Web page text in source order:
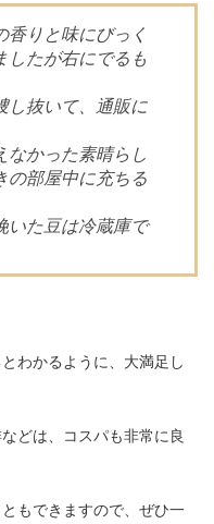
りと味にびっく
したが右にでるも
し抜いて、通販に
なかった素晴らし
の部屋中に充ちる
いた豆は冷蔵庫で
わかるように、大満足し
どは、コスパも非常に良
もできますので、ぜひ一